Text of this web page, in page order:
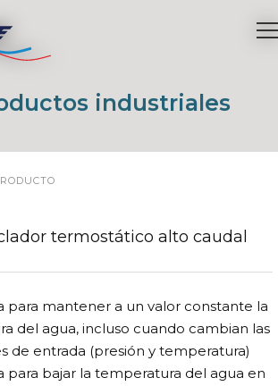
industriales
termostático alto caudal
para mantener a un valor constante la
del agua, incluso cuando cambian las
de entrada (presión y temperatura)
para bajar la temperatura del agua en